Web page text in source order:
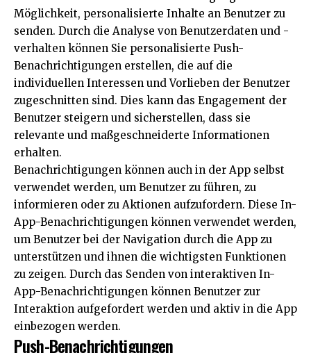
Möglichkeit, personalisierte Inhalte an Benutzer zu
senden. Durch die Analyse von Benutzerdaten und -
verhalten können Sie personalisierte Push-
Benachrichtigungen erstellen, die auf die
individuellen Interessen und Vorlieben der Benutzer
zugeschnitten sind. Dies kann das Engagement der
Benutzer steigern und sicherstellen, dass sie
relevante und maßgeschneiderte Informationen
erhalten.
Benachrichtigungen können auch in der App selbst
verwendet werden, um Benutzer zu führen, zu
informieren oder zu Aktionen aufzufordern. Diese In-
App-Benachrichtigungen können verwendet werden,
um Benutzer bei der Navigation durch die App zu
unterstützen und ihnen die wichtigsten Funktionen
zu zeigen. Durch das Senden von interaktiven In-
App-Benachrichtigungen können Benutzer zur
Interaktion aufgefordert werden und aktiv in die App
einbezogen werden.
Push-Benachrichtigungen